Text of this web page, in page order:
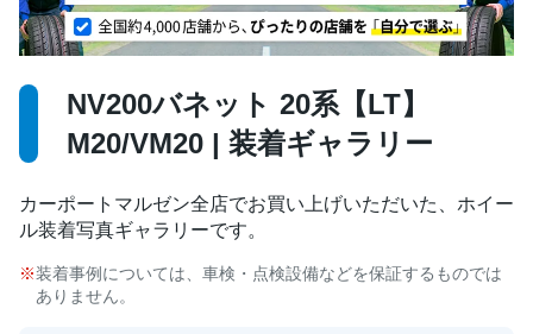
NV200バネット 20系【LT】
M20/VM20 | 装着ギャラリー
カーポートマルゼン全店でお買い上げいただいた、ホイー
ル装着写真ギャラリーです。
装着事例については、車検・点検設備などを保証するものでは
ありません。